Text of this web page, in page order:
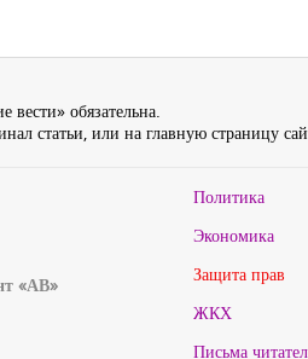
вести» обязательна.
статьи, или на главную страницу
«АВ»
Политика
Экономика
Защита прав
ЖКХ
Письма